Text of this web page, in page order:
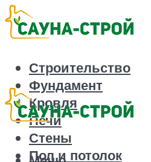
Строительство
Фундамент
Кровля
Печи
Стены
Пол и потолок